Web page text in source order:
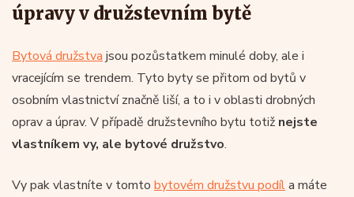
úpravy v družstevním bytě
Bytová družstva jsou pozůstatkem minulé doby, ale i
vracejícím se trendem. Tyto byty se přitom od bytů v
osobním vlastnictví značně liší, a to i v oblasti drobných
oprav a úprav. V případě družstevního bytu totiž nejste
vlastníkem vy, ale bytové družstvo.
Vy pak vlastníte v tomto bytovém družstvu podíla máte